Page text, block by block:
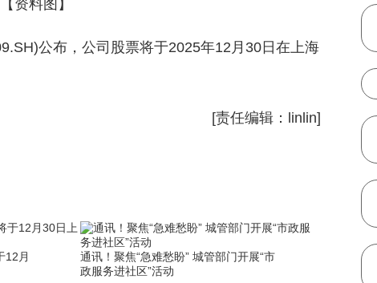
【资料图】
公布，公司股票将于2025年12月30日在上海
[责任编辑：linlin]
通讯！聚焦“急难愁盼” 城管部门开展“市
政服务进社区”活动
12月